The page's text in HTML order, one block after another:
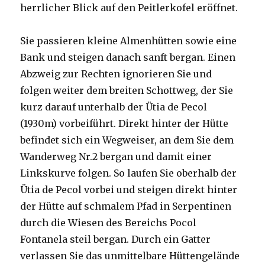
herrlicher Blick auf den Peitlerkofel eröffnet.
Sie passieren kleine Almenhütten sowie eine
Bank und steigen danach sanft bergan. Einen
Abzweig zur Rechten ignorieren Sie und
folgen weiter dem breiten Schottweg, der Sie
kurz darauf unterhalb der Ütia de Pecol
(1930m) vorbeiführt. Direkt hinter der Hütte
befindet sich ein Wegweiser, an dem Sie dem
Wanderweg Nr.2 bergan und damit einer
Linkskurve folgen. So laufen Sie oberhalb der
Ütia de Pecol vorbei und steigen direkt hinter
der Hütte auf schmalem Pfad in Serpentinen
durch die Wiesen des Bereichs Pocol
Fontanela steil bergan. Durch ein Gatter
verlassen Sie das unmittelbare Hüttengelände